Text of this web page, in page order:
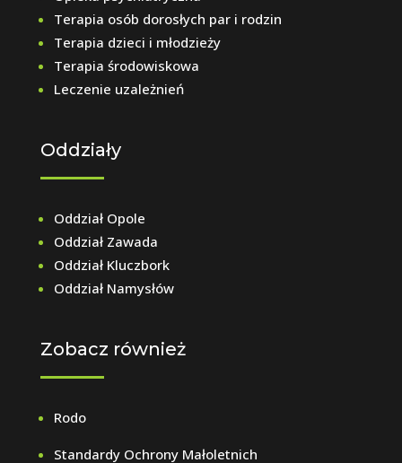
Terapia osób dorosłych par i rodzin
Terapia dzieci i młodzieży
Terapia środowiskowa
Leczenie uzależnień
Oddziały
Oddział Opole
Oddział Zawada
Oddział Kluczbork
Oddział Namysłów
Zobacz również
Rodo
Standardy Ochrony Małoletnich